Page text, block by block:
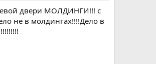
двери МОЛДИНГИ!!! с
не в молдингах!!!!Дело в